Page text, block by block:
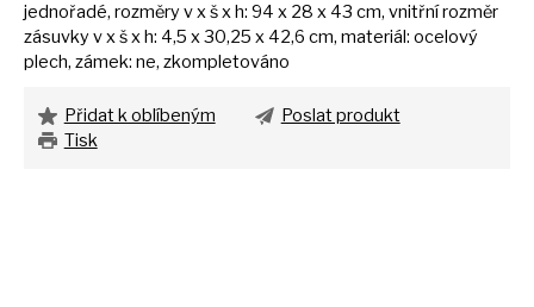
jednořadé, rozměryvxšx h: 94 x 28 x 43 cm, vnitřní rozměr
zásuvkyvxšx h: 4,5 x30,25 x 42,6 cm, materiál: ocelový
plech, zámek: ne, zkompletováno
Přidat k oblíbeným
Poslat produkt
Tisk